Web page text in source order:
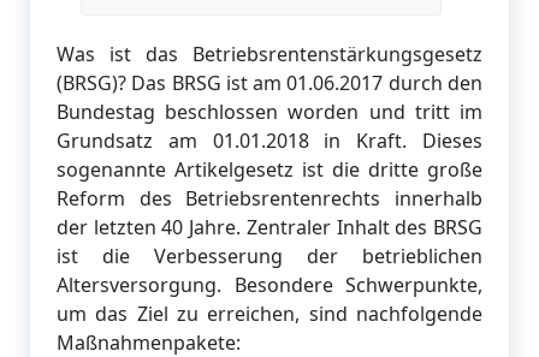
Was ist das Betriebsrentenstärkungsgesetz
(BRSG)? Das BRSG ist am 01.06.2017 durch den
Bundestag beschlossen worden und tritt im
Grundsatz am 01.01.2018 in Kraft. Dieses
sogenannte Artikelgesetz ist die dritte große
Reform des Betriebsrentenrechts innerhalb
der letzten 40 Jahre. Zentraler Inhalt des BRSG
ist die Verbesserung der betrieblichen
Altersversorgung. Besondere Schwerpunkte,
um das Ziel zu erreichen, sind nachfolgende
Maßnahmenpakete: